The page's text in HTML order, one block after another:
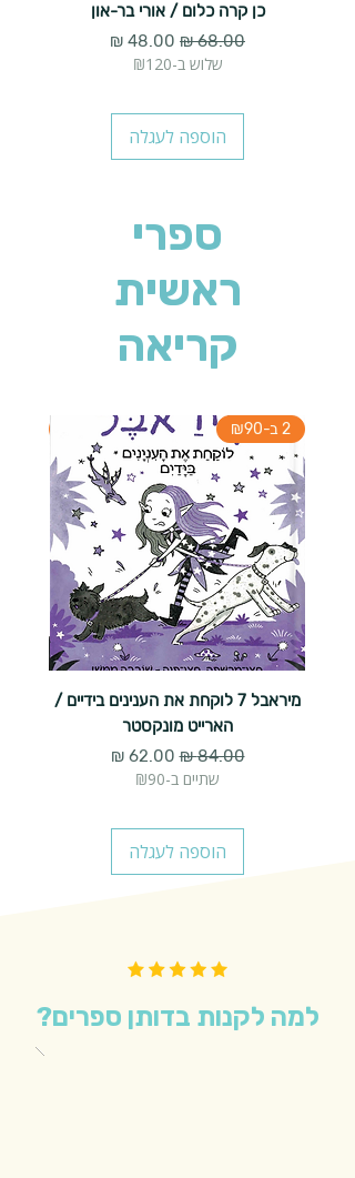
כן קרה כלום / אורי בר-און
מחיר רגיל מחיר מבצע
שלוש ב-₪120
הוספה לעגלה
ספרי
ראשית
קריאה
2 ב-₪90
מיראבל 7 לוקחת את הענינים בידיים /
הארייט מונקסטר
מחיר רגיל‏84.00 ‏₪ מחיר מבצע
שתיים ב-₪90
הוספה לעגלה
למה לקנות בדותן ספרים?